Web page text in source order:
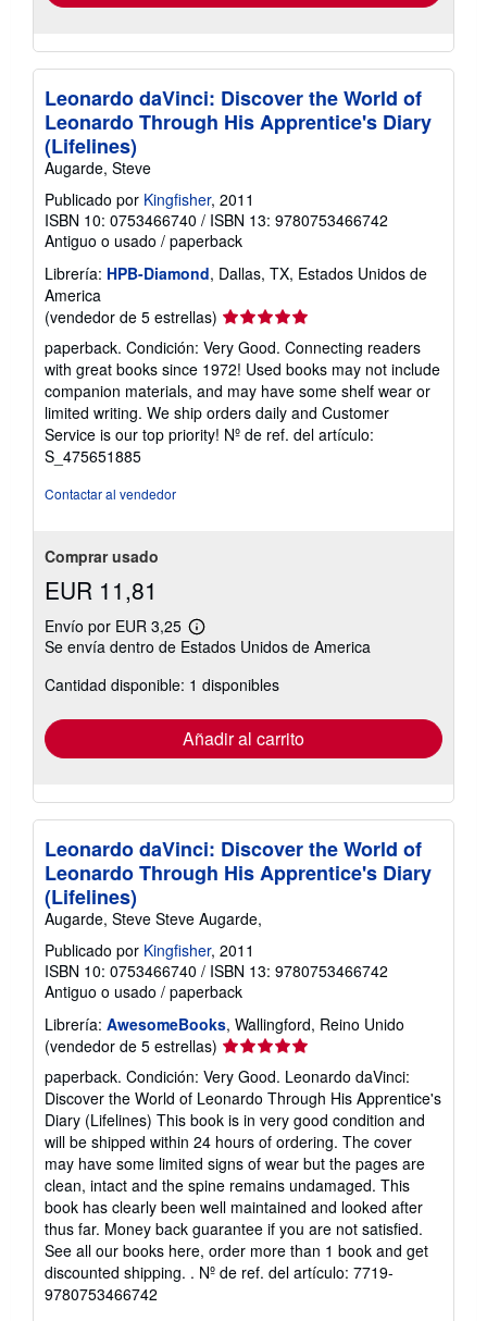
Leonardo daVinci: Discover the World of
Leonardo Through His Apprentice's Diary
(Lifelines)
Augarde, Steve
Publicado por Kingfisher, 2011
ISBN 10: 0753466740 / ISBN 13: 9780753466742
Antiguo o usado / paperback
Librería: HPB-Diamond, Dallas, TX, Estados Unidos de
America
(vendedor de 5 estrellas) Calificación
del
vendedor:
5
de
5
estrellas
paperback. Condición: Very Good. Connecting readers
with great books since 1972! Used books may not include
companion materials, and may have some shelf wear or
limited writing. We ship orders daily and Customer
Service is our top priority! Nº de ref. del artículo:
S_475651885
Contactar al vendedor
Comprar usado
EUR 11,81
Envío por EUR 3,25
Más
información
las
tarifas
envío
Se envía dentro de Estados Unidos de America
Cantidad disponible: 1 disponibles
Añadir al carrito
Leonardo daVinci: Discover the World of
Leonardo Through His Apprentice's Diary
(Lifelines)
Augarde, Steve Steve Augarde,
Publicado por Kingfisher, 2011
ISBN 10: 0753466740 / ISBN 13: 9780753466742
Antiguo o usado / paperback
Librería: AwesomeBooks, Wallingford, Reino Unido
(vendedor de 5 estrellas) Calificación
del
vendedor:
5
de
5
estrellas
paperback. Condición: Very Good. Leonardo daVinci:
Discover the World of Leonardo Through His Apprentice's
Diary (Lifelines) This book is in very good condition and
will be shipped within 24 hours of ordering. The cover
may have some limited signs of wear but the pages are
clean, intact and the spine remains undamaged. This
book has clearly been well maintained and looked after
thus far. Money back guarantee if you are not satisfied.
See all our books here, order more than 1 book and get
discounted shipping. . Nº de ref. del artículo: 7719-
9780753466742